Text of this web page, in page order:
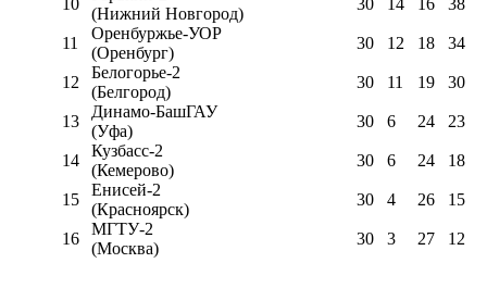
10
(Нижний Новгород)
30 14 16 38
11
Оренбуржье-УОР
(Оренбург)
30 12 18 34
12
Белогорье-2
(Белгород)
30 11 19 30
13
Динамо-БашГАУ
(Уфа)
30 6 24 23
14
Кузбасс-2
(Кемерово)
30 6 24 18
15
Енисей-2
(Красноярск)
30 4 26 15
16
МГТУ-2
(Москва)
30 3 27 12